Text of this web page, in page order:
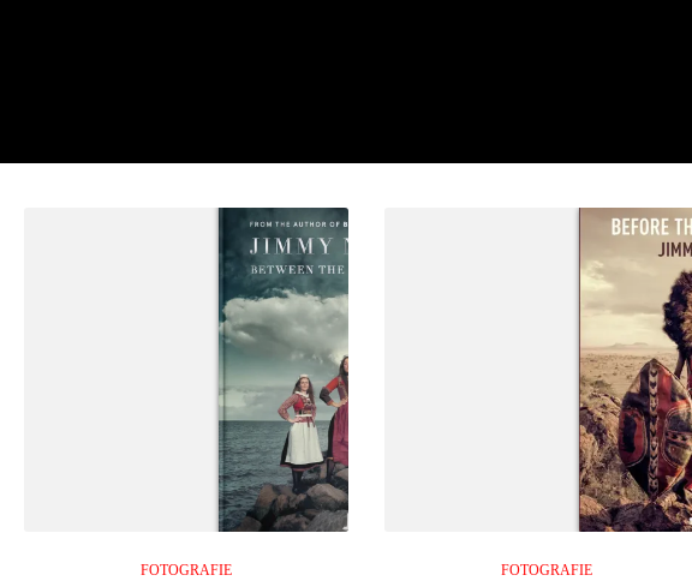
FOTOGRAFIE FOTOGRAFIE